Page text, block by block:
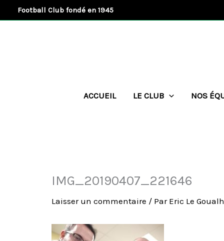
au
Football Club fondé en 1945
ACCUEIL LE CLUB NOS
IMG_20190407_221646
Laisser un commentaire / Par Eric Le